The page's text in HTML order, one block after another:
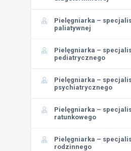
Pielęgniarka –
paliatywnej
Pielęgniarka –
pediatrycznego
Pielęgniarka –
psychiatrycznego
Pielęgniarka –
ratunkowego
Pielęgniarka –
rodzinnego